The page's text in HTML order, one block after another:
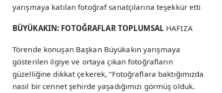
yarışmaya katılan fotoğraf sanatçılarına teşekkür etti
BÜYÜKAKIN: FOTOĞRAFLAR TOPLUMSAL HAFIZA
Törende konuşan Başkan Büyükakın yarışmaya
gösterilen ilgiye ve ortaya çıkan fotoğrafların
güzelliğine dikkat çekerek, “Fotoğraflara baktığımızda
nasıl bir cennet şehirde yaşadığımızı görmüş olduk.